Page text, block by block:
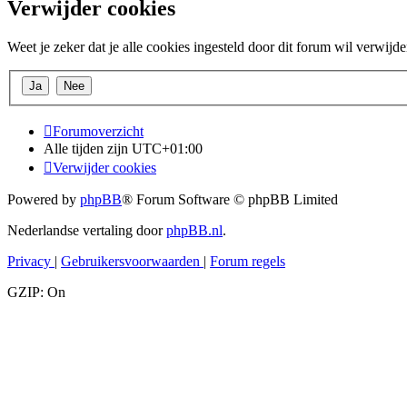
Verwijder cookies
Weet je zeker dat je alle cookies ingesteld door dit forum wil
Forumoverzicht
Alle tijden zijn UTC+01:00
Verwijder cookies
Powered by phpBB® Forum Software © phpBB Limited
Nederlandse vertaling doorphpBB.nl.
Privacy | Gebruikersvoorwaarden | Forum regels
GZIP: On